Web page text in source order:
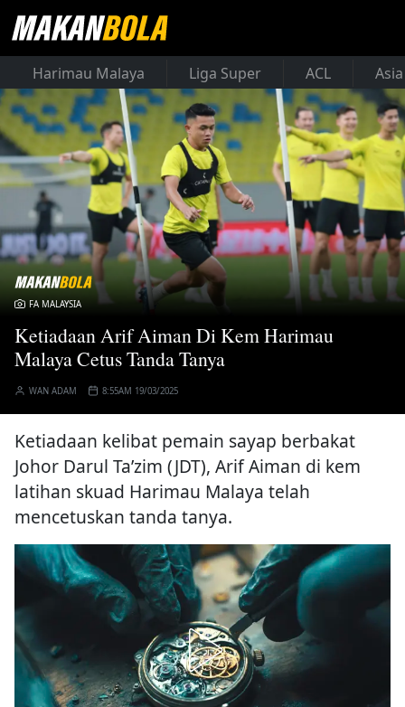
Harimau Malaya Liga Super ACL
FA MALAYSIA
Ketiadaan Arif Aiman Di Kem Harimau
Malaya Cetus Tanda Tanya
WAN ADAM 8:55AM 19/03/2025
Ketiadaan kelibat pemain sayap berbakat
Johor Darul Ta’zim (JDT), Arif Aiman di kem
latihan skuad Harimau Malaya telah
mencetuskan tanda tanya.